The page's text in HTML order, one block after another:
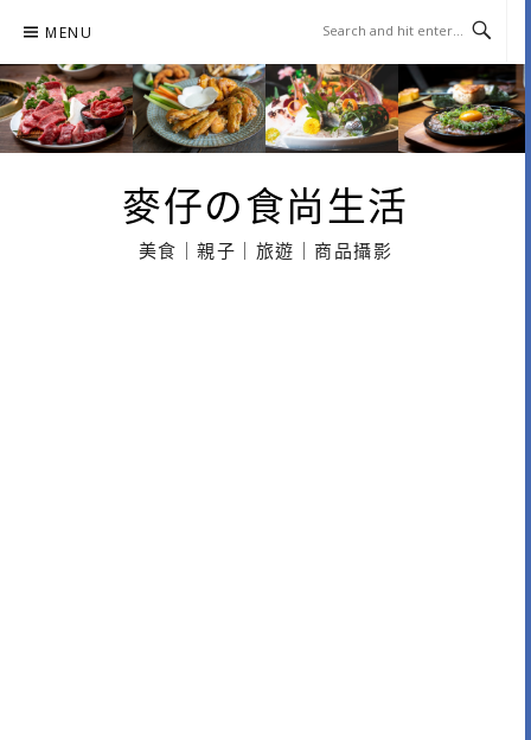
content
MENU
麥仔の食尚生活
美食｜親子｜旅遊｜商品攝影